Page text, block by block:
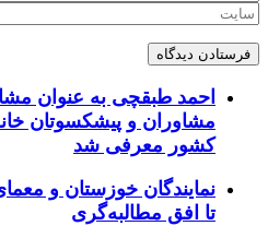
احمد طبقچی به عنوان مشاور
مشاوران و پیشکسوتان خانه
کشور معرفی شد
تا افق مطالبه‌گری